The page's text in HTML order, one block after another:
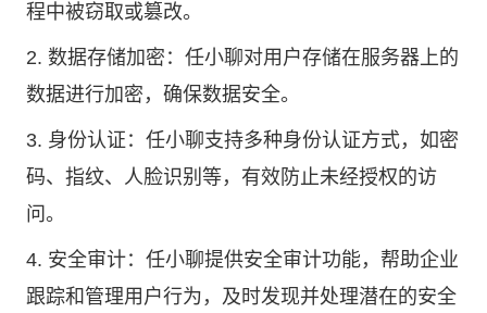
程中被窃取或篡改。
2. 数据存储加密：任小聊对用户存储在服务器上的
数据进行加密，确保数据安全。
3. 身份认证：任小聊支持多种身份认证方式，如密
码、指纹、人脸识别等，有效防止未经授权的访
问。
4. 安全审计：任小聊提供安全审计功能，帮助企业
跟踪和管理用户行为，及时发现并处理潜在的安全